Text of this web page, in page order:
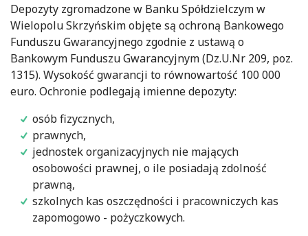
Depozyty zgromadzone w Banku Spółdzielczym w
Wielopolu Skrzyńskim objęte są ochroną Bankowego
Funduszu Gwarancyjnego zgodnie z ustawą o
Bankowym Funduszu Gwarancyjnym (Dz.U.Nr 209, poz.
1315). Wysokość gwarancji to równowartość 100 000
euro. Ochronie podlegają imienne depozyty:
osób fizycznych,
prawnych,
jednostek organizacyjnych nie mających
osobowości prawnej, o ile posiadają zdolność
prawną,
szkolnych kas oszczędności i pracowniczych kas
zapomogowo - pożyczkowych.